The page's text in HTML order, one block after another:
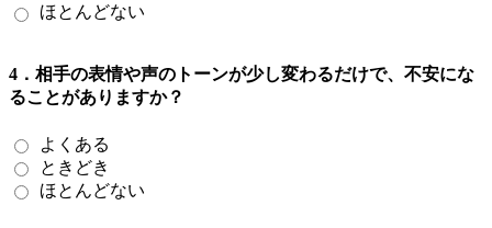
ほとんどない
4．相手の表情や声のトーンが少し変わるだけで、不安にな
ることがありますか？
よくある
ときどき
ほとんどない